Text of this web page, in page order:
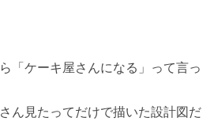
「ケーキ屋さんになる」って言っ
ん見たってだけで描いた設計図だ